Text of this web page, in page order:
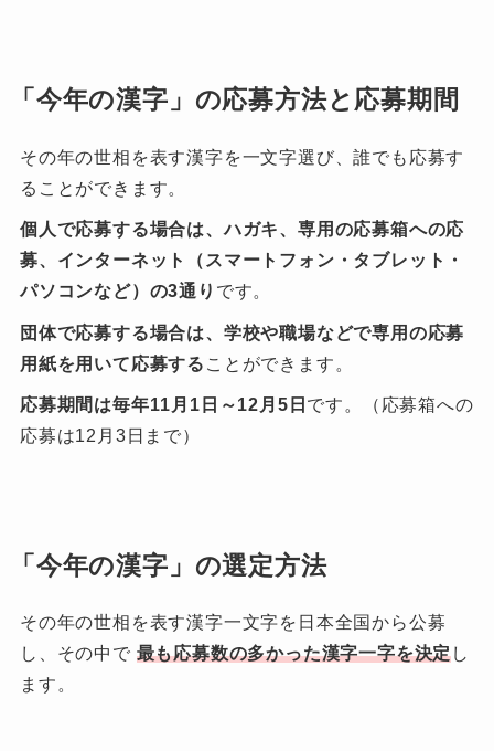
「今年の漢字」の応募方法と応募期間
その年の世相を表す漢字を一文字選び、誰でも応募す
ることができます。
個人で応募する場合は、ハガキ、専用の応募箱への応
募、インターネット（スマートフォン・タブレット・
パソコンなど）の3通り です。
団体で応募する場合は、学校や職場などで専用の応募
用紙を用いて応募する ことができます。
応募期間は毎年11月1日～12月5日 です。（応募箱への
応募は12月3日まで）
「今年の漢字」の選定方法
その年の世相を表す漢字一文字を日本全国から公募
し、その中で 最も応募数の多かった漢字一字を決定し
ます。